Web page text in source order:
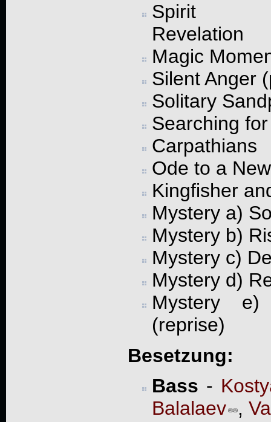
Spirit
Revelation
Magic
Silent Anger
Solitary
Searching
Carpathians
Ode to a
Kingfisher
Mystery a)
Mystery b)
Mystery c)
Mystery d)
Mystery
(reprise)
Besetzung:
Bass -
Balalaev ,